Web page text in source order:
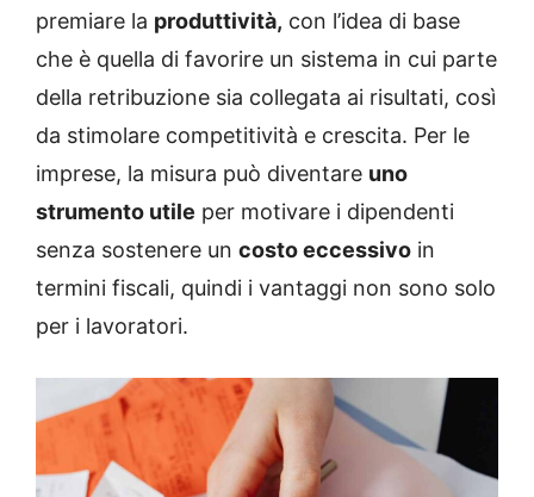
premiare la produttività, con l’idea di base
che è quella di favorire un sistema in cui parte
della retribuzione sia collegata ai risultati, così
da stimolare competitività e crescita. Per le
imprese, la misura può diventare uno
strumento utile per motivare i dipendenti
senza sostenere un costo eccessivo in
termini fiscali, quindi i vantaggi non sono solo
per i lavoratori.